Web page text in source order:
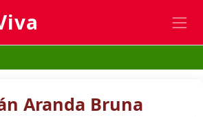
Aranda Bruna